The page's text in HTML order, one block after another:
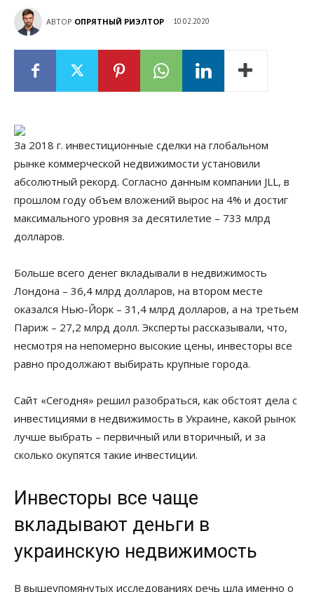
АВТОР ОПРЯТНЫЙ РИЭЛТОР 10.02.2020
За 2018 г. инвестиционные сделки на глобальном
рынке коммерческой недвижимости установили
абсолютный рекорд. Согласно данным компании JLL, в
прошлом году объем вложений вырос на 4% и достиг
максимального уровня за десятилетие – 733 млрд
долларов.
Больше всего денег вкладывали в недвижимость
Лондона – 36,4 млрд долларов, на втором месте
оказался Нью-Йорк – 31,4 млрд долларов, а на третьем
Париж – 27,2 млрд долл. Эксперты рассказывали, что,
несмотря на непомерно высокие цены, инвесторы все
равно продолжают выбирать крупные города.
Сайт «Сегодня» решил разобраться, как обстоят дела с
инвестициями в недвижимость в Украине, какой рынок
лучше выбрать – первичный или вторичный, и за
сколько окупятся такие инвестиции.
Инвесторы все чаще
вкладывают деньги в
украинскую недвижимость
В вышеупомянутых исследованиях речь шла именно о